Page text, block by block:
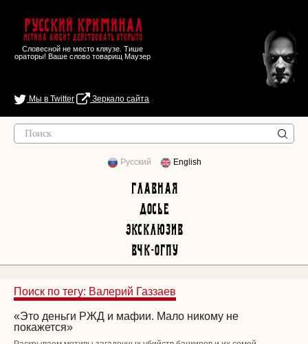
Русский Криминал
Истина любит действовать открыто
Словесной не место кляузе. Тише
ораторы! Ваше слово товарищ Маузер
Мы в Twitter Зеркало сайта
Русский English
Главная
Досье
Эксклюзив
ВЧК-ОГПУ
Поиск по тегу: Валерий Газзаев
«Это деньги РЖД и мафии. Мало никому не
покажется»